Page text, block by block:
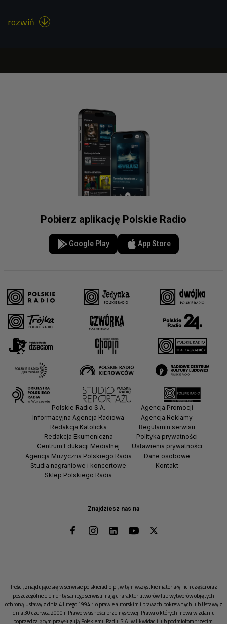
rozwiń 
Pobierz aplikację Polskie Radio
Google Play App Store
Znajdziesz nas na
Polskie Radio S.A.
Informacyjna Agencja Radiowa
Redakcja Katolicka
Redakcja Ekumeniczna
Centrum Edukacji Medialnej
Agencja Muzyczna Polskiego Radia
Studia nagraniowe i koncertowe
Sklep Polskiego Radia
Agencja Promocji
Agencja Reklamy
Regulamin serwisu
Polityka prywatności
Ustawienia prywatności
Dane osobowe
Kontakt
Treści, znajdujące się w serwisie polskieradio.pl, w tym wszystkie materiały i ich części oraz
poszczególne elementy samego serwisu mają charakter utworów lub wytworów objętych
ochroną Ustawy z dnia 4 lutego 1994 r. o prawie autorskim i prawach pokrewnych lub Ustawy z
dnia 30 czerwca 2000 r. Prawo własności przemysłowej. Prawa o których mowa w zdaniu
poprzedzającym przysługują Polskiemu Radiu S.A. w likwidacji lub podmiotom trzecim.